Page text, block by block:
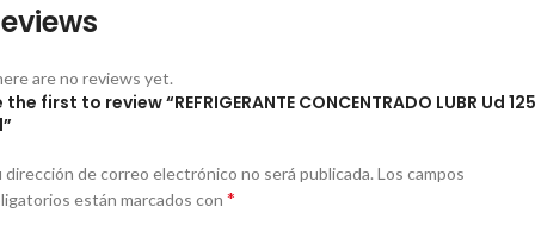
are no reviews yet.
the first to review “REFRIGERANTE CONCENTRADO LUBR Ud 125
dirección de correo electrónico no será publicada. Los campos
están marcados con *